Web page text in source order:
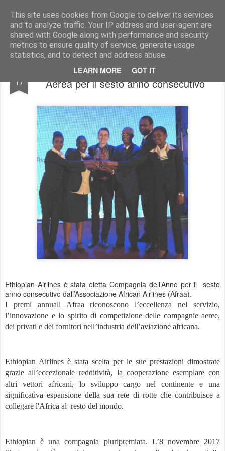
This site uses cookies from Google to deliver its services
and to analyze traffic. Your IP address and user-agent are
shared with Google along with performance and security
metrics to ensure quality of service, generate usage
statistics, and to detect and address abuse.
LEARN MORE GOT IT
Simple Crs Blog Curiosità e notizie dal mondo delle compagnie aeree
Pages
17
Afraa, Ethiopian Migliore Compagnia
Aerea per il sesto anno consecutivo
Ethiopian Airlines è stata eletta Compagnia dell’Anno per il
sesto
anno consecutivo dall’Associazione African Airlines (Afraa).
I premi annuali Afraa riconoscono l’eccellenza nel servizio,
l’innovazione e lo spirito di competizione delle compagnie aeree,
dei privati e dei fornitori nell’industria dell’aviazione africana.
Ethiopian Airlines è stata scelta per le sue prestazioni dimostrate
grazie all’eccezionale redditività, la cooperazione esemplare con
altri vettori africani, lo sviluppo cargo nel continente e una
significativa espansione della sua rete di rotte che contribuisce a
collegare l'Africa al resto del mondo.
Ethiopian è una compagnia pluripremiata. L’8 novembre 2017